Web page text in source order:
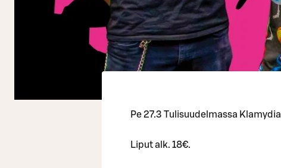
Pe 27.3 Tulisuudelmassa Klamydia
Liput alk. 18€.